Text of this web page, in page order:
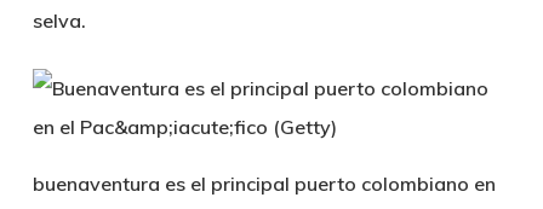
selva.
buenaventura es el principal puerto colombiano en